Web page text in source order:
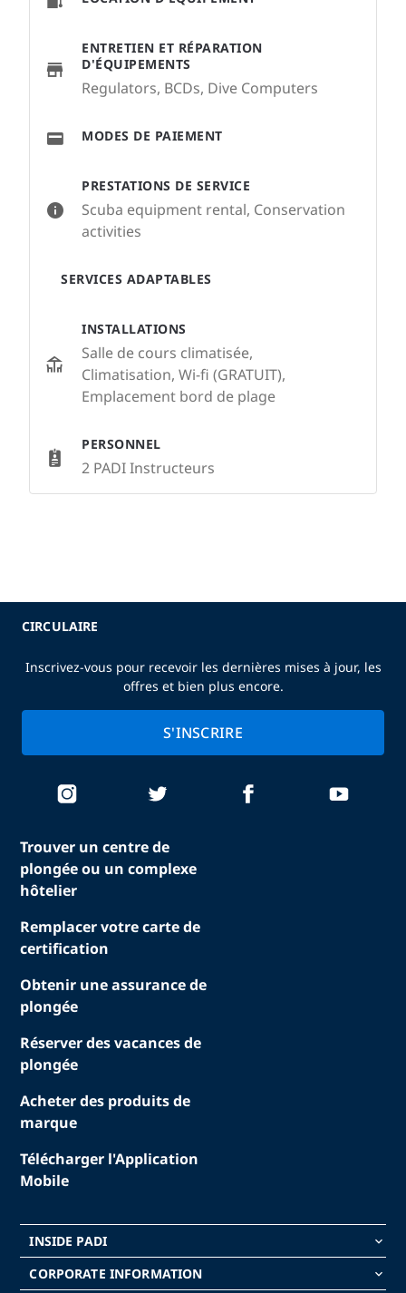
PRESTATIONS DE SERVICE
Scuba equipment rental, Conservation
activities
SERVICES ADAPTABLES
INSTALLATIONS
Salle de cours climatisée,
Climatisation, Wi-fi (GRATUIT),
Emplacement bord de plage
PERSONNEL
2 PADI Instructeurs
ENTRETIEN ET RÉPARATION
D'ÉQUIPEMENTS
Regulators, BCDs, Dive Computers
MODES DE PAIEMENT
Trouver un centre de
plongée ou un complexe
hôtelier
Remplacer votre carte de
certification
Obtenir une assurance de
plongée
Réserver des vacances de
plongée
Acheter des produits de
marque
Télécharger l'Application
Mobile
INSIDE PADI keyboard_arrow_down
CORPORATE INFORMATION keyboard_arrow_down
CIRCULAIRE
Inscrivez-vous pour recevoir les dernières mises à jour, les
offres et bien plus encore.
S'INSCRIRE